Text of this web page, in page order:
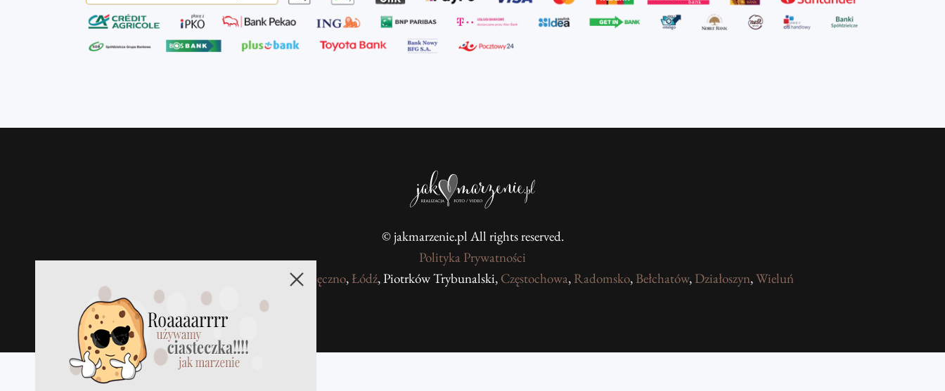
© jakmarzenie.pl All rights reserved.
Polityka Prywatności
Fotograf i Kamerzysta ślubnyPajęczno, Łódź, Piotrków Trybunalski, Częstochowa, Radomsko,Bełchatów, Działoszyn,Wieluń